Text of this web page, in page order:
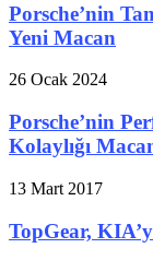
Porsche’nin
Yeni Macan
26 Ocak 2024
Porsche’nin
Kolaylığı
13 Mart 2017
TopGear,